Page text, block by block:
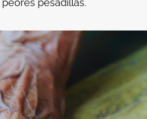
pesadillas.